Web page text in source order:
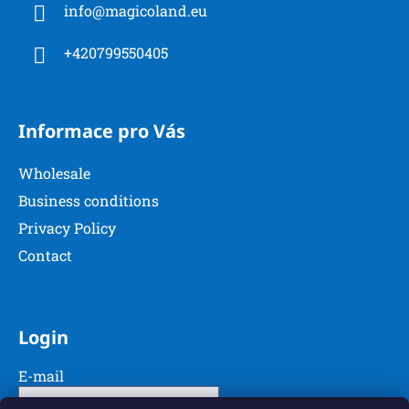
t
info@magicoland.eu
+420799550405
Informace pro Vás
Wholesale
Business conditions
Privacy Policy
Contact
Login
E-mail